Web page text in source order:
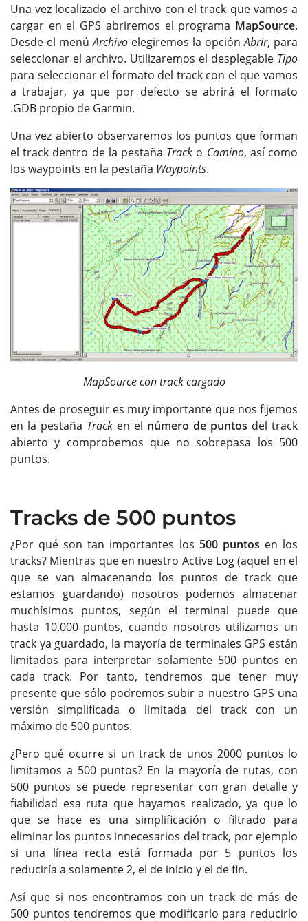
Una vez localizado el archivo con el track que vamos a
cargar en el GPS abriremos el programa MapSource.
Desde el menúArchivo elegiremos la opciónAbrir, para
seleccionar el archivo. Utilizaremos el desplegable Tipo
para seleccionar el formato del track con el que vamos
a trabajar, ya que por defecto se abrirá el formato
.GDB propio de Garmin.
Una vez abierto observaremos los puntos que forman
el track dentro de la pestaña Track o Camino, así como
los waypoints en la pestaña Waypoints.
MapSource con track cargado
Antes de proseguir es muy importante que nos fijemos
en la pestaña Track en el número de puntos del track
abierto y comprobemos que no sobrepasa los 500
puntos.
Tracks de 500 puntos
¿Por qué son tan importantes los 500 puntos en los
tracks? Mientras que en nuestro Active Log (aquel en el
que se van almacenando los puntos de track que
estamos guardando) nosotros podemos almacenar
muchísimos puntos, según el terminal puede que
hasta 10.000 puntos, cuando nosotros utilizamos un
track ya guardado, la mayoría de terminales GPS están
limitados para interpretar solamente 500 puntos en
cada track. Por tanto, tendremos que tener muy
presente que sólo podremos subir a nuestro GPS una
versión simplificada o limitada del track con un
máximo de 500 puntos.
¿Pero qué ocurre si un track de unos 2000 puntos lo
limitamos a 500 puntos? En la mayoría de rutas, con
500 puntos se puede representar con gran detalle y
fiabilidad esa ruta que hayamos realizado, ya que lo
que se hace es una simplificación o filtrado para
eliminar los puntos innecesarios del track, por ejemplo
si una línea recta está formada por 5 puntos los
reduciría a solamente 2, el de inicio y el de fin.
Así que si nos encontramos con un track de más de
500 puntos tendremos que modificarlo para reducirlo